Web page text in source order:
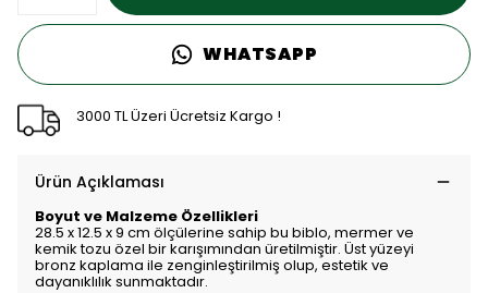
WHATSAPP
3000 TL Üzeri Ücretsiz Kargo !
Ürün Açıklaması
Boyut ve Malzeme Özellikleri
28.5 x 12.5 x 9 cm ölçülerine sahip bu biblo, mermer ve
kemik tozu özel bir karışımından üretilmiştir. Üst yüzeyi
bronz kaplama ile zenginleştirilmiş olup, estetik ve
dayanıklılık sunmaktadır.